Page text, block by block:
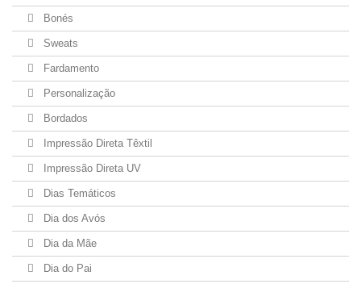
Bonés
Sweats
Fardamento
Personalização
Bordados
Impressão Direta Têxtil
Impressão Direta UV
Dias Temáticos
Dia dos Avós
Dia da Mãe
Dia do Pai